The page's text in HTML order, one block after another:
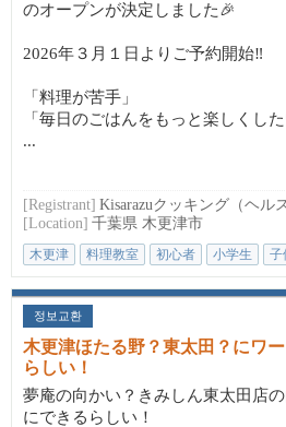
のオープンが決定しました🎉
2026年３月１日よりご予約開始‼️
「料理が苦手」
「毎日のごはんをもっと楽しくした
...
[Registrant] Kisarazuクッキング（ヘル
[Location] 千葉県 木更津市
木更津 料理教室 初心者 小学生 子
정보교환
木更津ほたる野？東太田？にワ
らしい！
夢庵の向かい？きみしん東太田店の
にできるらしい！